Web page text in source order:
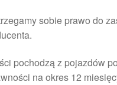
sobie prawo do
pochodzą z pojazdów
na okres 12